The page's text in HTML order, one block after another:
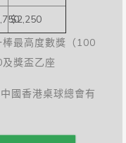
$2,250
棒最高度數獎（100
獎盃乙座
國香港桌球總會有